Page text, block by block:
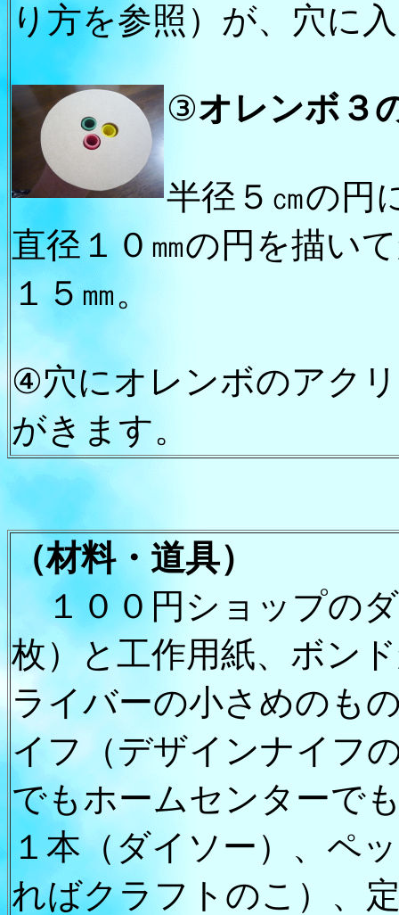
り方を参照）が、穴に
③オレンボ３
半径５㎝の円
直径１０㎜の円を描い
１５㎜。
④穴にオレンボのアク
がきます。
（材料・ 道具）
１００円ショップの
枚）と工作用紙、ボン
ライバーの小さめのも
イフ（デザインナイフ
でもホームセンターで
１本（ダイソー）、ペ
ればクラフトのこ）、